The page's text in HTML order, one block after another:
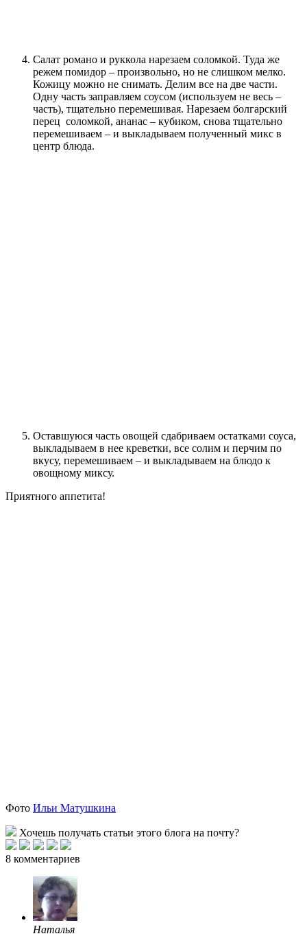
Салат романо и руккола нарезаем соломкой. Туда же
режем помидор – произвольно, но не слишком мелко.
Кожицу можно не снимать. Делим все на две части.
Одну часть заправляем соусом (используем не весь –
часть), тщательно перемешивая. Нарезаем болгарский
перец соломкой, ананас – кубиком, снова тщательно
перемешиваем – и выкладываем полученный микс в
центр блюда.
Оставшуюся часть овощей сдабриваем остатками соуса,
выкладываем в нее креветки, все солим и перчим по
вкусу, перемешиваем – и выкладываем на блюдо к
овощному миксу.
Приятного аппетита!
Фото Ильи Матушкина
Хочешь получать статьи этого блога на почту?
8 комментариев
Наталья